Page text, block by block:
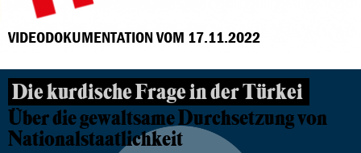
VIDEODOKUMENTATION VOM 17.11.2022
Die kurdische Frage in der Türkei
Über die gewaltsame Durchsetzung von
Nationalstaatlichkeit